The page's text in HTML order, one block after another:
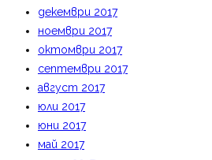
декември 2017
ноември 2017
октомври 2017
септември 2017
август 2017
юли 2017
юни 2017
май 2017